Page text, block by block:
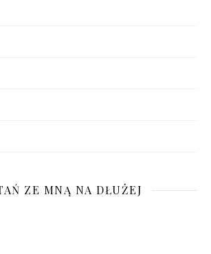
ZE MNĄ NA DŁUŻEJ